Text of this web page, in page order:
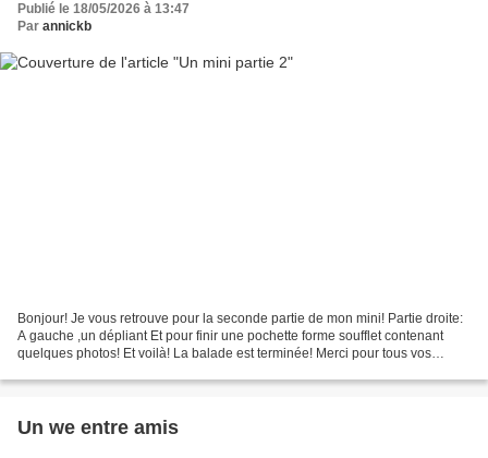
Publié le 18/05/2026 à 13:47
Par annickb
Bonjour! Je vous retrouve pour la seconde partie de mon mini! Partie droite:
A gauche ,un dépliant Et pour finir une pochette forme soufflet contenant
quelques photos! Et voilà! La balade est terminée! Merci pour tous vos
Un we entre amis